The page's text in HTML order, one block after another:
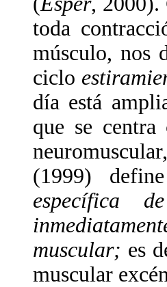
toda
músculo, nos
ciclo
día está
que se centra
(1999)
específica
muscular; es
muscular